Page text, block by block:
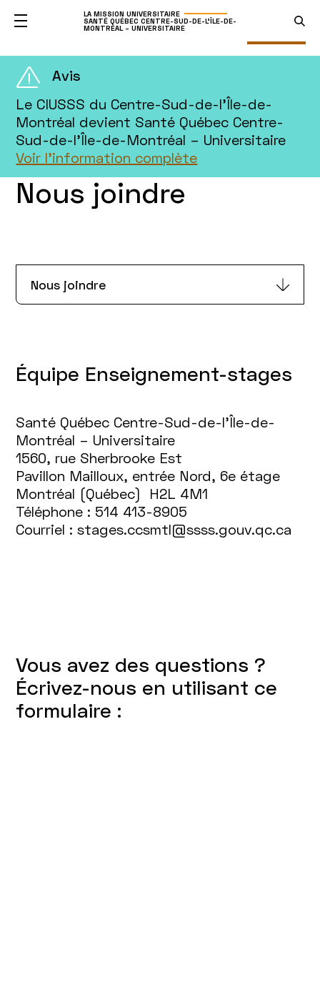
LA MISSION UNIVERSITAIRE
SANTÉ QUÉBEC CENTRE-SUD-DE-L'ÎLE-DE-
MONTRÉAL – UNIVERSITAIRE
Avis
Le CIUSSS du Centre-Sud-de-l’Île-de-
Montréal devient Santé Québec Centre-
Sud-de-l’Île-de-Montréal – Universitaire
Voir l'information complète
Nous joindre
Nous joindre
Équipe Enseignement-stages
Santé Québec Centre-Sud-de-l'Île-de-
Montréal – Universitaire
1560, rue Sherbrooke Est
Pavillon Mailloux, entrée Nord, 6e étage
Montréal (Québec) H2L 4M1
Téléphone : 514 413-8905
Courriel : stages.ccsmtl@ssss.gouv.qc.ca
Vous avez des questions ?
Écrivez-nous en utilisant ce
formulaire :